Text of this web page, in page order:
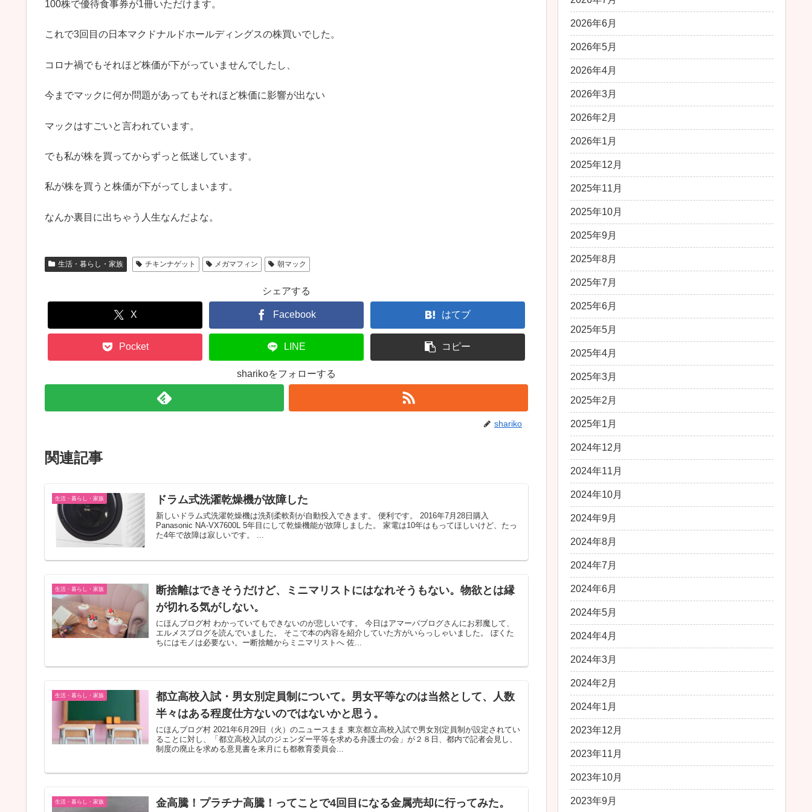
100株で優待食事券が1冊いただけます。
これで3回目の日本マクドナルドホールディングスの株買いでした。
コロナ禍でもそれほど株価が下がっていませんでしたし、
今までマックに何か問題があってもそれほど株価に影響が出ない
マックはすごいと言われています。
でも私が株を買ってからずっと低迷しています。
私が株を買うと株価が下がってしまいます。
なんか裏目に出ちゃう人生なんだよな。
生活・暮らし・家族 チキンナゲット メガマフィン 朝マック
シェアする
X Facebook はてブ
Pocket LINE コピー
sharikoをフォローする
shariko
関連記事
生活・暮らし・家族 ドラム式洗濯乾燥機が故障した
新しいドラム式洗濯乾燥機は洗剤柔軟剤が自動投入できます。 便利です。 2016年7月28日購入
Panasonic NA-VX7600L 5年目にして乾燥機能が故障しました。 家電は10年はもってほしいけど、たっ
た4年で故障は寂しいです。 ...
生活・暮らし・家族
断捨離はできそうだけど、ミニマリストにはなれそうもない。物欲とは縁
が切れる気がしない。
にほんブログ村 わかっていてもできないのが悲しいです。 今日はアマーバブログさんにお邪魔して、
エルメスブログを読んでいました。 そこで本の内容を紹介していた方がいらっしゃいました。 ぼくた
ちにはモノは必要ない。ー断捨離からミニマリストへ 佐...
生活・暮らし・家族
都立高校入試・男女別定員制について。男女平等なのは当然として、人数
半々はある程度仕方ないのではないかと思う。
にほんブログ村 2021年6月29日（火）のニュースまま 東京都立高校入試で男女別定員制が設定されてい
ることに対し、「都立高校入試のジェンダー平等を求める弁護士の会」が２８日、都内で記者会見し、
制度の廃止を求める意見書を来月にも都教育委員会...
生活・暮らし・家族 金高騰！プラチナ高騰！ってことで4回目になる金属売却に行ってみた。
2026年6月
2026年5月
2026年4月
2026年3月
2026年2月
2026年1月
2025年12月
2025年11月
2025年10月
2025年9月
2025年8月
2025年7月
2025年6月
2025年5月
2025年4月
2025年3月
2025年2月
2025年1月
2024年12月
2024年11月
2024年10月
2024年9月
2024年8月
2024年7月
2024年6月
2024年5月
2024年4月
2024年3月
2024年2月
2024年1月
2023年12月
2023年11月
2023年10月
2023年9月